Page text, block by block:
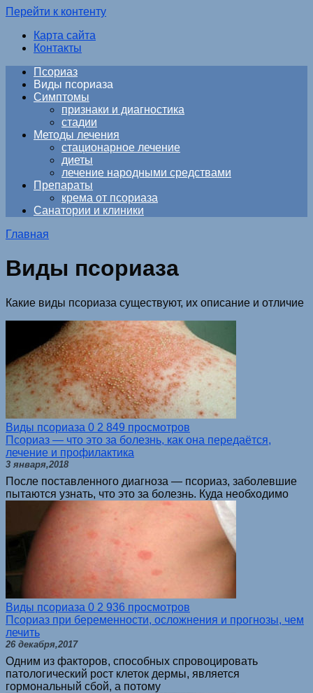
Перейти к контенту
Карта сайта
Контакты
Псориаз
Виды псориаза
Симптомы
признаки и диагностика
стадии
Методы лечения
стационарное лечение
диеты
лечение народными средствами
Препараты
крема от псориаза
Санатории и клиники
Главная
Виды псориаза
Какие виды псориаза существуют, их описание и отличие
Виды псориаза 0 2 849 просмотров
Псориаз — что это за болезнь, как она передаётся,
лечение и профилактика
3 января,2018
После поставленного диагноза — псориаз, заболевшие
пытаются узнать, что это за болезнь. Куда необходимо
Виды псориаза 0 2 936 просмотров
Псориаз при беременности, осложнения и прогнозы, чем
лечить
26 декабря,2017
Одним из факторов, способных спровоцировать
патологический рост клеток дермы, является
гормональный сбой, а потому